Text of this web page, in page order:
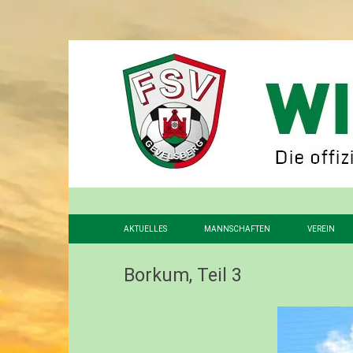
AKTUELLES MANNSCHAFTEN VEREIN
STADION
Borkum, Teil 3